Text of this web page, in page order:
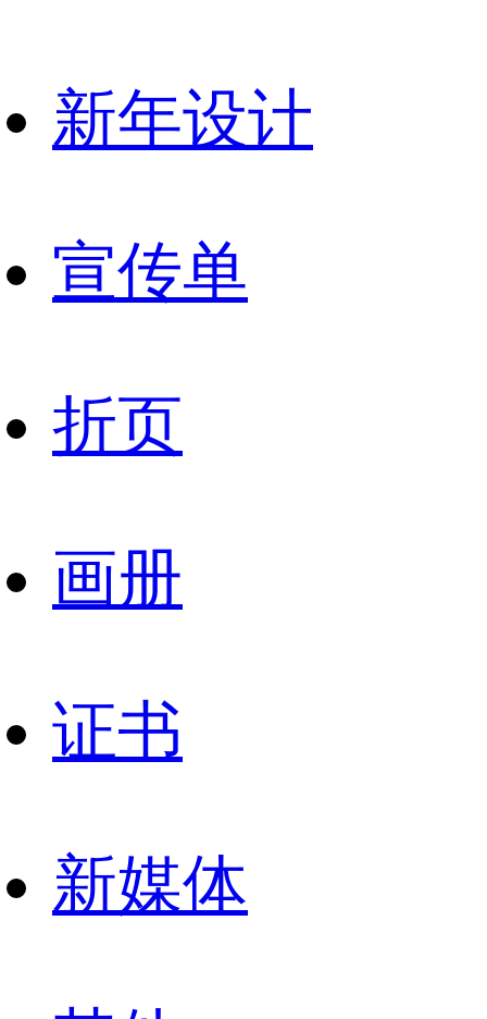
新年设计
宣传单
折页
画册
证书
新媒体